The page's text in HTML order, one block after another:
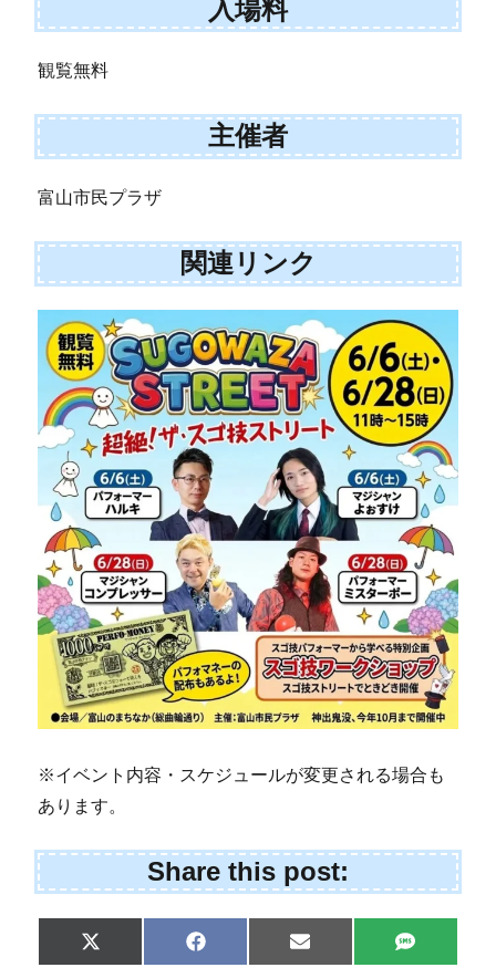
入場料
観覧無料
主催者
富山市民プラザ
関連リンク
※イベント内容・スケジュールが変更される場合も
あります。
Share this post:
Share
on
X
(
Share
on
F
a
Share
on
E
m
Share
on
S
M